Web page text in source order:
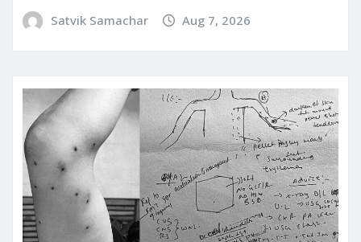
Satvik Samachar Aug 7, 2026